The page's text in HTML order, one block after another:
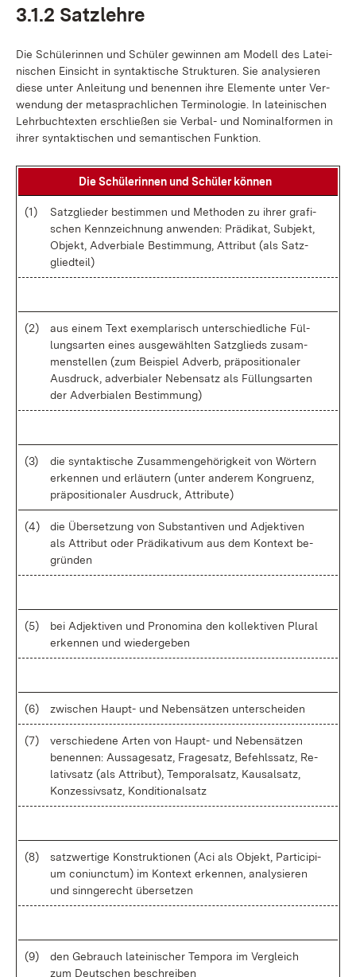
3.1.2 Satz­leh­re
Die Schü­le­rin­nen und Schü­ler ge­win­nen am Mo­dell des La­tei­
ni­schen Ein­sicht in syn­tak­ti­sche Struk­tu­ren. Sie ana­ly­sie­ren
die­se un­ter An­lei­tung und be­nen­nen ih­re Ele­men­te un­ter Ver­
wen­dung der me­tasprach­li­chen Ter­mi­no­lo­gie. In la­tei­ni­schen
Lehr­buch­t­ex­ten er­schlie­ßen sie Ver­bal- und No­mi­nal­for­men in
ih­rer syn­tak­ti­schen und se­man­ti­schen Funk­ti­on.
Die Schü­le­rin­nen und Schü­ler kön­nen
(1)
Satz­glie­der be­stim­men und Me­tho­den zu ih­rer gra­fi­
schen Kenn­zeich­nung an­wen­den: Prä­di­kat, Sub­jekt,
Ob­jekt, Ad­ver­bia­le Be­stim­mung, At­tri­but (als Satz­
glied­teil)
(2)
aus ei­nem Text ex­em­pla­risch un­ter­schied­li­che Fül­
lungs­ar­ten ei­nes aus­ge­wähl­ten Satz­glieds zu­sam­
men­stel­len (zum Bei­spiel Ad­verb, prä­po­si­tio­na­ler
Aus­druck, ad­ver­bia­ler Ne­ben­satz als Fül­lungs­ar­ten
der Ad­ver­bia­len Be­stim­mung)
(3)
die syn­tak­ti­sche Zu­sam­men­ge­hö­rig­keit von Wör­tern
er­ken­nen und er­läu­tern (un­ter an­de­rem Kon­gru­enz,
prä­po­si­tio­na­ler Aus­druck, At­tri­bu­te)
(4)
die Über­set­zung von Sub­stan­ti­ven und Ad­jek­ti­ven
als At­tri­but oder Prä­di­ka­ti­vum aus dem Kon­text be­
grün­den
(5)
bei Ad­jek­ti­ven und Pro­no­mi­na den kol­lek­ti­ven Plu­ral
er­ken­nen und wie­der­ge­ben
(6) zwi­schen Haupt- und Ne­ben­sät­zen un­ter­schei­den
(7)
ver­schie­de­ne Ar­ten von Haupt- und Ne­ben­sät­zen
be­nen­nen: Aus­sa­ge­satz, Fra­ge­satz, Be­fehls­satz, Re­
la­tiv­satz (als At­tri­but), Tem­po­ral­satz, Kau­sal­satz,
Kon­zes­siv­satz, Kon­di­tio­nal­satz
(8)
satz­wer­ti­ge Kon­struk­tio­nen (Aci als Ob­jekt, Par­ti­ci­pi­
um co­ni­unc­tum) im Kon­text er­ken­nen, ana­ly­sie­ren
und sinn­ge­recht über­set­zen
(9)
den Ge­brauch la­tei­ni­scher Tem­po­ra im Ver­gleich
zum Deut­schen be­schrei­ben